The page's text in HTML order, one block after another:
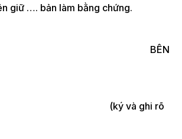
giữ …. bản làm bằng chứng.
BÊN
và ghi rõ